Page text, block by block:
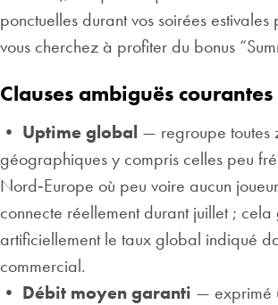
ponctuelles durant vos soirées
vous cherchez à profiter du bonus
Clauses ambiguës courantes
• Uptime global — regroupe toutes
géographiques y compris celles peu
Nord‐Europe où peu voire aucun
connecte réellement durant juillet ; cela
artificiellement le taux global indiqué
commercial.
• Débit moyen garanti — exprimé